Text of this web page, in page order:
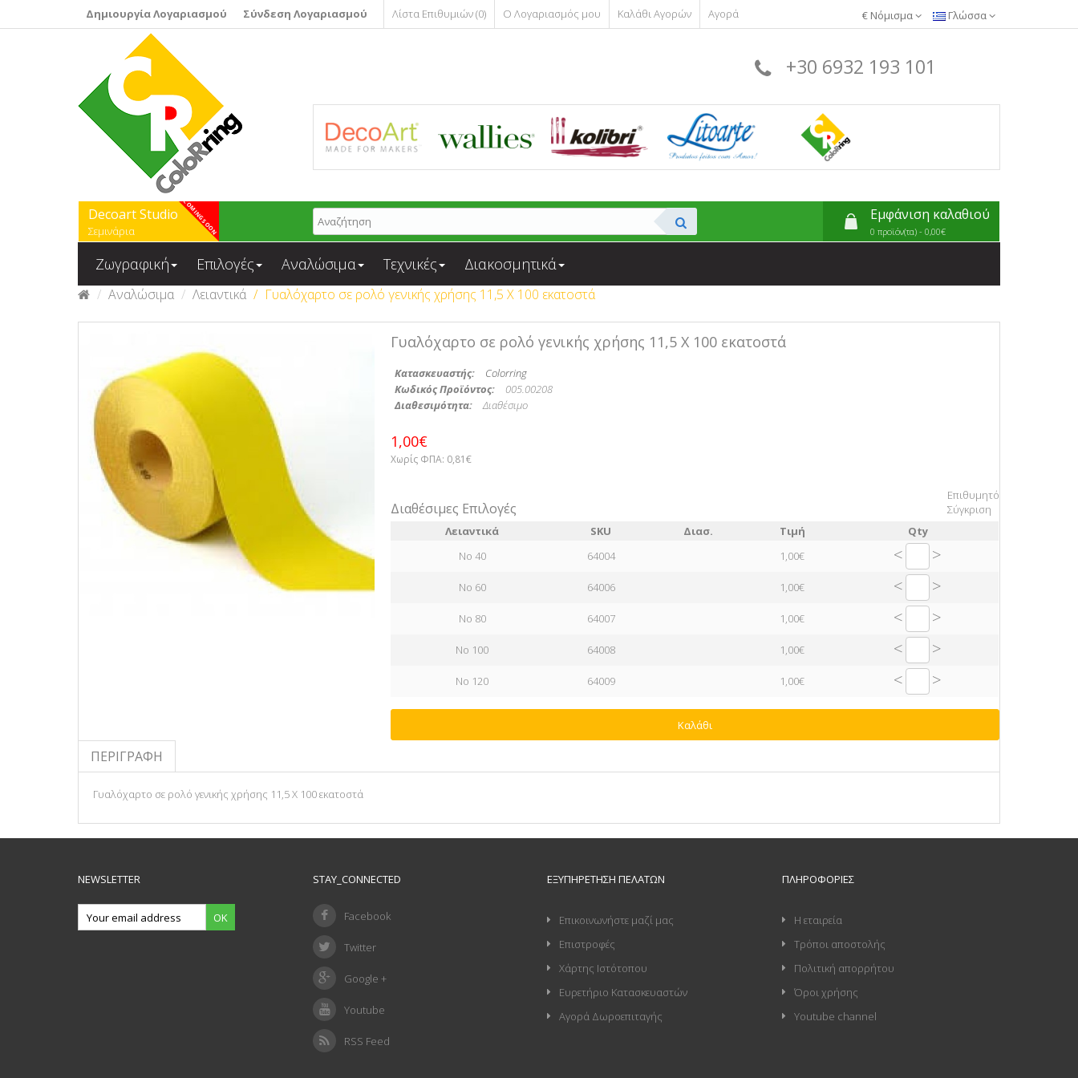
Δημιουργία Λογαριασμού Σύνδεση Λογαριασμού Λίστα Επιθυμιών (0) Ο Λογαριασμός μου Καλάθι Αγορών Αγορά Γλώσσα
€ Νόμισμα
+30 6932 193 101
Decoart Studio
Σεμινάρια
Εμφάνιση καλαθιού
0 προϊόν(τα) - 0,00€
Ζωγραφική Επιλογές Αναλώσιμα Τεχνικές Διακοσμητικά
Αναλώσιμα Λειαντικά Γυαλόχαρτο σε ρολό γενικής χρήσης 11,5 Χ 100 εκατοστά
Γυαλόχαρτο σε ρολό γενικής χρήσης 11,5 Χ 100 εκατοστά
Κατασκευαστής:
Colorring
Κωδικός Προϊόντος:
005.00208
Διαθεσιμότητα:
Διαθέσιμο
1,00€
Χωρίς ΦΠΑ: 0,81€
Επιθυμητό
Σύγκριση
Διαθέσιμες Επιλογές
Λειαντικά SKU Διασ. Τιμή
Qty
No 40
64004 1,00€ < >
No 60 64006 1,00€ < >
No 80 64007 1,00€ < >
No 100 64008 1,00€ < >
No 120 64009 1,00€ < >
Καλάθι
ΠΕΡΙΓΡΑΦΉ
Γυαλόχαρτο σε ρολό γενικής χρήσης 11,5 Χ 100 εκατοστά
NEWSLETTER
OK
STAY_CONNECTED
Facebook
Twitter
Google +
Youtube
RSS Feed
ΕΞΥΠΗΡΈΤΗΣΗ ΠΕΛΑΤΏΝ
Επικοινωνήστε μαζί μας
Επιστροφές
Χάρτης Ιστότοπου
Ευρετήριο Κατασκευαστών
Αγορά Δωροεπιταγής
ΠΛΗΡΟΦΟΡΊΕΣ
Η εταιρεία
Τρόποι αποστολής
Πολιτική απορρήτου
Όροι χρήσης
Youtube channel